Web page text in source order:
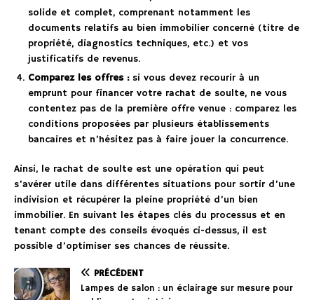
solide et complet, comprenant notamment les
documents relatifs au bien immobilier concerné (titre de
propriété, diagnostics techniques, etc.) et vos
justificatifs de revenus.
Comparez les offres :si vous devez recourir à un
emprunt pour financer votre rachat de soulte, ne vous
contentez pas de la première offre venue : comparez les
conditions proposées par plusieurs établissements
bancaires et n’hésitez pas à faire jouer la concurrence.
Ainsi, le rachat de soulte est une opération qui peut
s’avérer utile dans différentes situations pour sortir d’une
indivision et récupérer la pleine propriété d’un bien
immobilier. En suivant les étapes clés du processus et en
tenant compte des conseils évoqués ci-dessus, il est
possible d’optimiser ses chances de réussite.
PRÉCÉDENT
Lampes de salon : un éclairage sur mesure pour